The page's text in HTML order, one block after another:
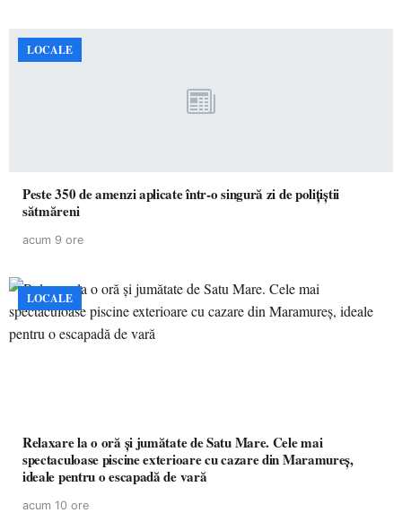
LOCALE
Peste 350 de amenzi aplicate într-o singură zi de polițiștii
sătmăreni
acum 9 ore
LOCALE
Relaxare la o oră și jumătate de Satu Mare. Cele mai
spectaculoase piscine exterioare cu cazare din Maramureș,
ideale pentru o escapadă de vară
acum 10 ore